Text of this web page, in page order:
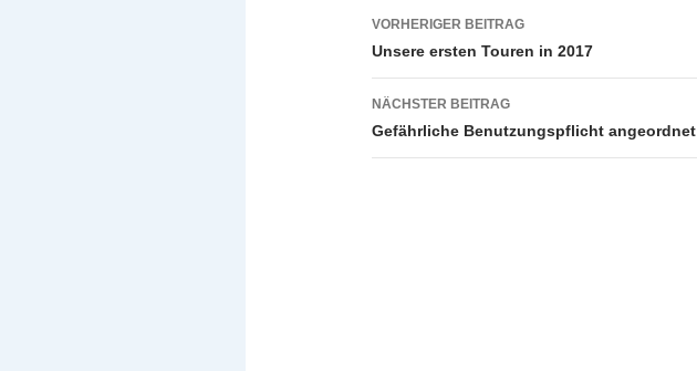
VORHERIGER BEITRAG
Unsere ersten Touren in 2017
NÄCHSTER BEITRAG
Gefährliche Benutzungspflicht angeordnet